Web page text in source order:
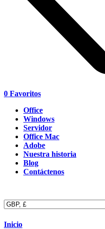
0 Favoritos
Office
Windows
Servidor
Office Mac
Adobe
Nuestra historia
Blog
Contáctenos
Inicio